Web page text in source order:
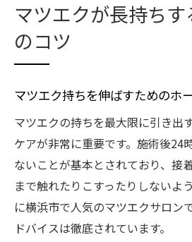
マツエクが長持ち
のコツ
マツエク持ちを伸ばすためのホ
マツエクの持ちを最大限に引き出
ケアが非常に重要です。施術後24
ないことが基本とされており、接
まで触れたりこすったりしないよ
に横浜市で人気のマツエクサロン
ドバイスは徹底されています。